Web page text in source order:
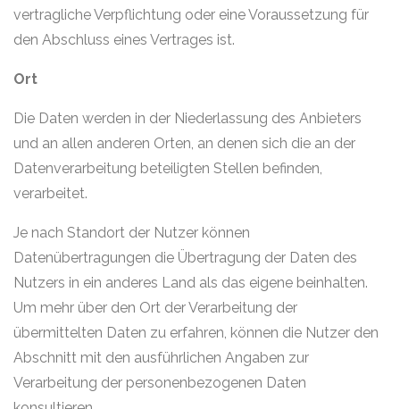
vertragliche Verpflichtung oder eine Voraussetzung für
den Abschluss eines Vertrages ist.
Ort
Die Daten werden in der Niederlassung des Anbieters
und an allen anderen Orten, an denen sich die an der
Datenverarbeitung beteiligten Stellen befinden,
verarbeitet.
Je nach Standort der Nutzer können
Datenübertragungen die Übertragung der Daten des
Nutzers in ein anderes Land als das eigene beinhalten.
Um mehr über den Ort der Verarbeitung der
übermittelten Daten zu erfahren, können die Nutzer den
Abschnitt mit den ausführlichen Angaben zur
Verarbeitung der personenbezogenen Daten